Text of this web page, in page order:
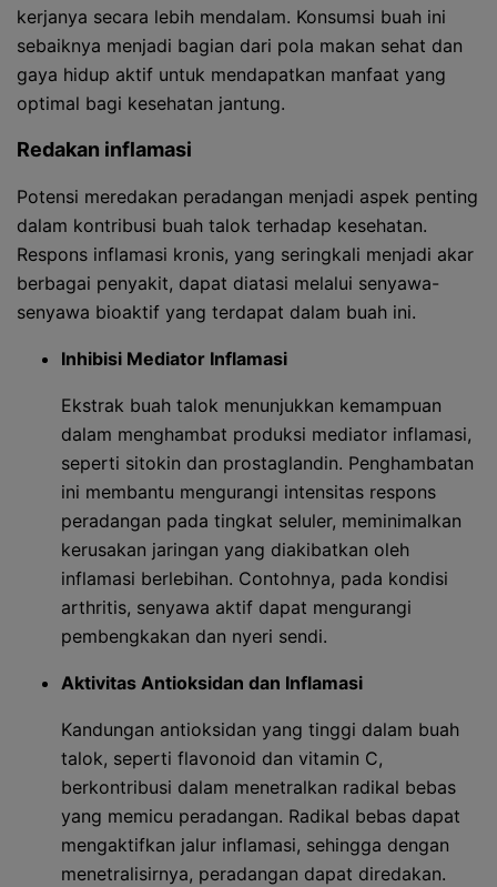
kerjanya secara lebih mendalam. Konsumsi buah ini
sebaiknya menjadi bagian dari pola makan sehat dan
gaya hidup aktif untuk mendapatkan manfaat yang
optimal bagi kesehatan jantung.
Redakan inflamasi
Potensi meredakan peradangan menjadi aspek penting
dalam kontribusi buah talok terhadap kesehatan.
Respons inflamasi kronis, yang seringkali menjadi akar
berbagai penyakit, dapat diatasi melalui senyawa-
senyawa bioaktif yang terdapat dalam buah ini.
Inhibisi Mediator Inflamasi
Ekstrak buah talok menunjukkan kemampuan
dalam menghambat produksi mediator inflamasi,
seperti sitokin dan prostaglandin. Penghambatan
ini membantu mengurangi intensitas respons
peradangan pada tingkat seluler, meminimalkan
kerusakan jaringan yang diakibatkan oleh
inflamasi berlebihan. Contohnya, pada kondisi
arthritis, senyawa aktif dapat mengurangi
pembengkakan dan nyeri sendi.
Aktivitas Antioksidan dan Inflamasi
Kandungan antioksidan yang tinggi dalam buah
talok, seperti flavonoid dan vitamin C,
berkontribusi dalam menetralkan radikal bebas
yang memicu peradangan. Radikal bebas dapat
mengaktifkan jalur inflamasi, sehingga dengan
menetralisirnya, peradangan dapat diredakan.